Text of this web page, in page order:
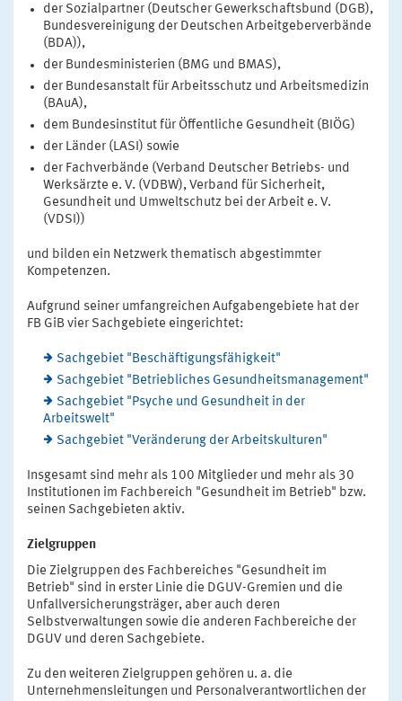
der Sozialpartner (Deutscher Gewerkschaftsbund (DGB),
Bundesvereinigung der Deutschen Arbeitgeberverbände
(BDA)),
der Bundesministerien (BMG und BMAS),
der Bundesanstalt für Arbeitsschutz und Arbeitsmedizin
(BAuA),
dem Bundesinstitut für Öffentliche Gesundheit (BIÖG)
der Länder (LASI) sowie
der Fachverbände (Verband Deutscher Betriebs- und
Werksärzte e. V. (VDBW), Verband für Sicherheit,
Gesundheit und Umweltschutz bei der Arbeit e. V.
(VDSI))
und bilden ein Netzwerk thematisch abgestimmter
Kompetenzen.
Aufgrund seiner umfangreichen Aufgabengebiete hat der
FB GiB vier Sachgebiete eingerichtet:
Sachgebiet "Beschäftigungsfähigkeit"
Sachgebiet "Betriebliches Gesundheitsmanagement"
Sachgebiet "Psyche und Gesundheit in der
Arbeitswelt"
Sachgebiet "Veränderung der Arbeitskulturen"
Insgesamt sind mehr als 100 Mitglieder und mehr als 30
Institutionen im Fachbereich "Gesundheit im Betrieb" bzw.
seinen Sachgebieten aktiv.
Zielgruppen
Die Zielgruppen des Fachbereiches "Gesundheit im
Betrieb" sind in erster Linie die DGUV-Gremien und die
Unfallversicherungsträger, aber auch deren
Selbstverwaltungen sowie die anderen Fachbereiche der
DGUV und deren Sachgebiete.
Zu den weiteren Zielgruppen gehören u. a. die
Unternehmensleitungen und Personalverantwortlichen der